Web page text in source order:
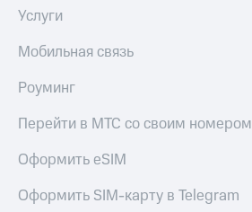
Контакты
этика
На главную
Услуги
Мобильная связь
Роуминг
Перейти в МТС со своим номером
Оформить eSIM
Оформить SIM-карту в Telegram